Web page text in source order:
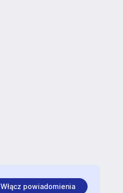
Włącz powiadomienia